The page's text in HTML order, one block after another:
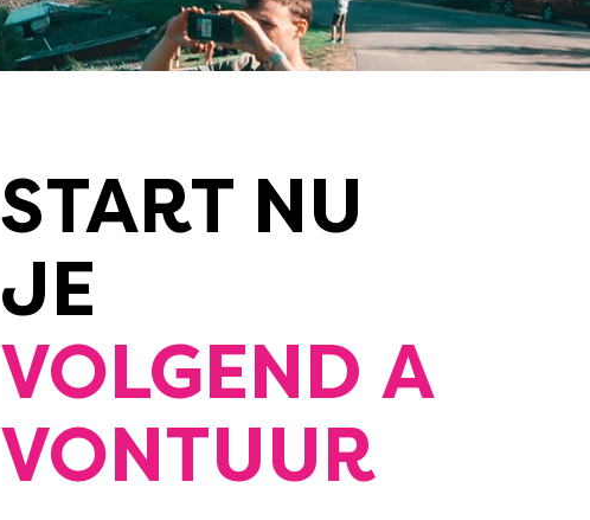
START NU
JE
VOLGEND A
VONTUUR